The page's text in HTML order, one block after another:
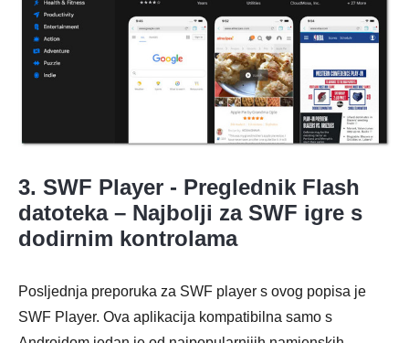
3. SWF Player - Preglednik Flash
datoteka – Najbolji za SWF igre s
dodirnim kontrolama
Posljednja preporuka za SWF player s ovog popisa je
SWF Player. Ova aplikacija kompatibilna samo s